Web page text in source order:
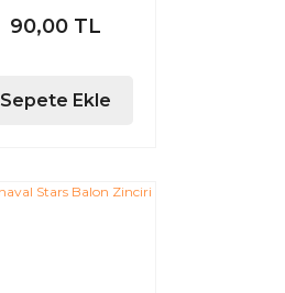
90,00 TL
Sepete Ekle